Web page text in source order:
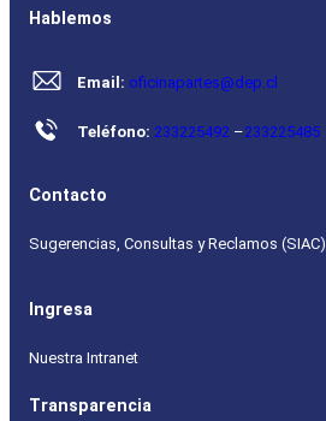
Hablemos
Email: oficinapartes@dep.cl
Teléfono: 233225492 –233225485
Contacto
Sugerencias, Consultas y Reclamos (SIAC)
Ingresa
Nuestra Intranet
Transparencia